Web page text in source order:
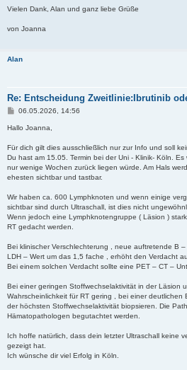
Vielen Dank, Alan und ganz liebe Grüße
von Joanna
Alan
Re: Entscheidung Zweitlinie:Ibrutinib
B
i
a
g
06.05.2026, 14:56
Hallo Joanna,
Für dich gilt dies ausschließlich nur zur Info und soll
Du hast am 15.05. Termin bei der Uni - Klinik- Köln.
nur wenige Wochen zurück liegen würde. Am Hals
ehesten sichtbar und tastbar.
Wir haben ca. 600 Lymphknoten und wenn einige
sichtbar sind durch Ultraschall, ist dies nicht
Wenn jedoch eine Lymphknotengruppe ( Läsion )
RT gedacht werden.
Bei klinischer Verschlechterung , neue auftretende B
LDH – Wert um das 1,5 fache , erhöht den Verdacht
Bei einem solchen Verdacht sollte eine PET – CT –
Bei einer geringen Stoffwechselaktivität in der Läsion
Wahrscheinlichkeit für RT gering , bei einer
der höchsten Stoffwechselaktivität biopsieren. Die
Hämatopathologen begutachtet werden.
Ich hoffe natürlich, dass dein letzter Ultraschall keine
gezeigt hat.
Ich wünsche dir viel Erfolg in Köln.